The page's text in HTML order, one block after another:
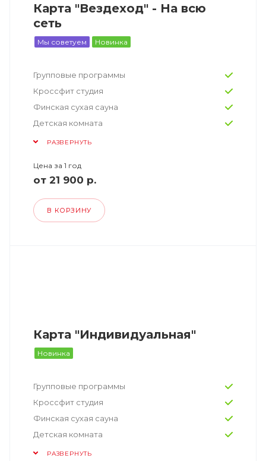
Карта "Вездеход" - На всю
сеть
Мы советуем Новинка
Групповые программы
Кроссфит студия
Финская сухая сауна
Детская комната
РАЗВЕРНУТЬ
Цена за 1 год
от 21 900 р.
В КОРЗИНУ
Карта "Индивидуальная"
Новинка
Групповые программы
Кроссфит студия
Финская сухая сауна
Детская комната
РАЗВЕРНУТЬ